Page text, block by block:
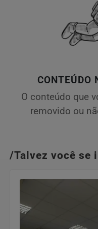
CONTEÚDO
O conteúdo que
removido ou
/Talvez você se